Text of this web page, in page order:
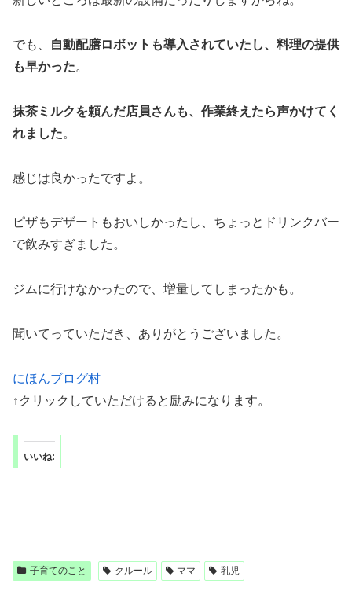
でも、
自動配膳ロボットも導入されていたし、料理の提供
も早かった。
抹茶ミルクを頼んだ店員さんも、作業終えたら声かけてく
れました。
感じは良かったですよ。
ピザもデザートもおいしかったし、ちょっとドリンクバー
で飲みすぎました。
ジムに行けなかったので、増量してしまったかも。
聞いてっていただき、ありがとうございました。
にほんブログ村
↑クリックしていただけると励みになります。
いいね:
子育てのこと クルール ママ 乳児